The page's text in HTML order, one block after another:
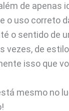
de apenas
o uso correto
o sentido de
vezes, de
isso que
mesmo no